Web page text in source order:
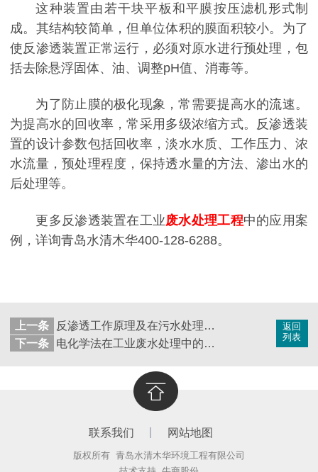
这种装置由若干块平板和平膜按压滤机形式制
成。其结构较简单，但单位体积的膜面积较小。为了
使反渗透装置正常运行，必须对原水进行预处理，包
括去除悬浮固体、油、调整pH值、消毒等。
为了防止膜的极化现象，常需要提高水的流速。
为提高水的回收率，常采用多级浓缩方式。反渗透装
置的设计参数包括回收率，淡水水质、工作压力、浓
水流量，预处理程度，保持透水量的方法、渗出水的
后处理等。
更多反渗透装置在工业废水处理工程中的应用案
例，详询青岛水清木华400-128-6288。
返回
列表
上一条
反渗透工作原理及在污水处理工程中的应用
下一条
电化学法在工业废水处理中的应用及常见问题解析
联系我们 网站地图
版权所有 青岛水清木华环境工程有限公司